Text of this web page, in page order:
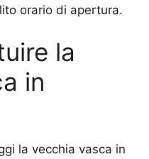
orario di apertura.
la
in
la vecchia vasca in